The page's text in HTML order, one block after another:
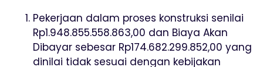
Pekerjaan dalam proses konstruksi senilai
Rp1.948.855.558.863,00 dan Biaya Akan
Dibayar sebesar Rp174.682.299.852,00 yang
dinilai tidak sesuai dengan kebijakan